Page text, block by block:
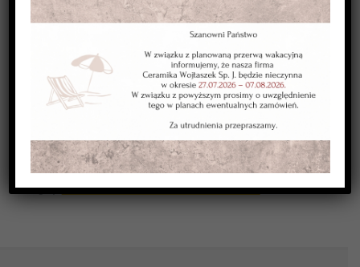
Category: WYROBY BISKWITOWE STANDARDOWA OFERTA